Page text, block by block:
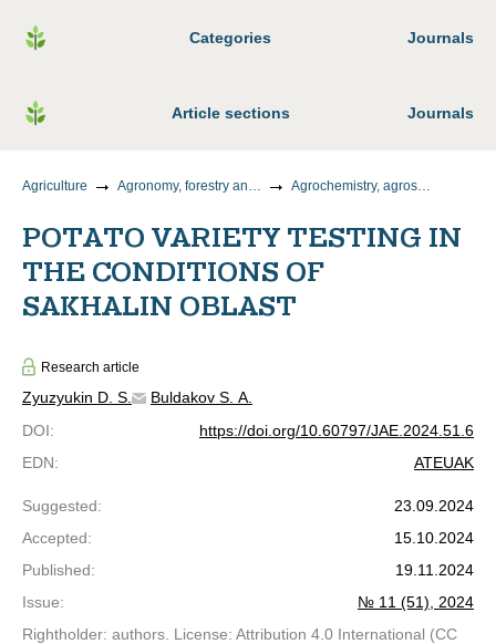
Categories Journals
Article sections Journals
Agriculture Agronomy, forestry and water management Agrochemistry, agrosoil science, plant protection and quarantine
POTATO VARIETY TESTING IN
THE CONDITIONS OF
SAKHALIN OBLAST
Research article
Zyuzyukin D. S.
Buldakov S. A.
DOI:
https://doi.org/10.60797/JAE.2024.51.6
EDN: ATEUAK
Suggested:
23.09.2024
Accepted:
15.10.2024
Published:
19.11.2024
Issue:
№ 11 (51), 2024
Rightholder: authors. License: Attribution 4.0 International (CC